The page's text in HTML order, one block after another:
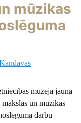
mūzikas
muzejā jauna
un mūzikas
darbu